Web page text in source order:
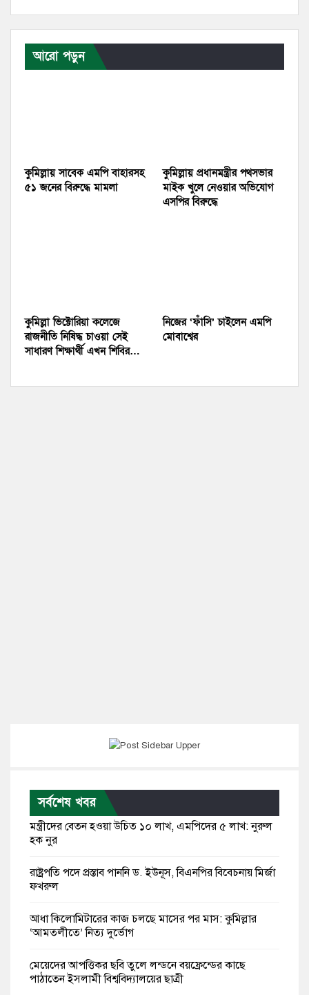
আরো পড়ুন
কুমিল্লায় সাবেক এমপি বাহারসহ
৫১ জনের বিরুদ্ধে মামলা
কুমিল্লায় প্রধানমন্ত্রীর পথসভার
মাইক খুলে নেওয়ার অভিযোগ
এসপির বিরুদ্ধে
কুমিল্লা ভিক্টোরিয়া কলেজে
রাজনীতি নিষিদ্ধ চাওয়া সেই
সাধারণ শিক্ষার্থী এখন শিবির…
নিজের ‘ফাঁসি’ চাইলেন এমপি
মোবাশ্বের
সর্বশেষ খবর
মন্ত্রীদের বেতন হওয়া উচিত ১০ লাখ, এমপিদের ৫ লাখ: নুরুল
হক নুর
রাষ্ট্রপতি পদে প্রস্তাব পাননি ড. ইউনূস, বিএনপির বিবেচনায় মির্জা
ফখরুল
আধা কিলোমিটারের কাজ চলছে মাসের পর মাস: কুমিল্লার
‘আমতলীতে’ নিত্য দুর্ভোগ
মেয়েদের আপত্তিকর ছবি তুলে লন্ডনে বয়ফ্রেন্ডের কাছে
পাঠাতেন ইসলামী বিশ্ববিদ্যালয়ের ছাত্রী